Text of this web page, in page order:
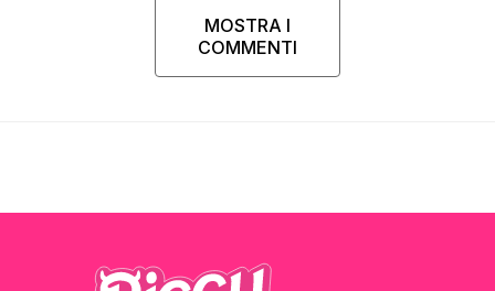
MOSTRA I
COMMENTI